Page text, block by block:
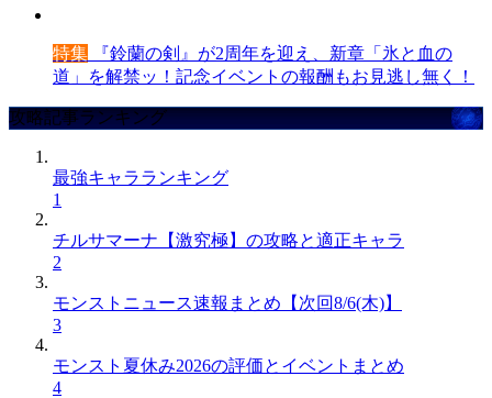
特集 『鈴蘭の剣』が2周年を迎え、新章「氷と血の
道」を解禁ッ！記念イベントの報酬もお見逃し無く！
攻略記事ランキング
最強キャラランキング
1
チルサマーナ【激究極】の攻略と適正キャラ
2
モンストニュース速報まとめ【次回8/6(木)】
3
モンスト夏休み2026の評価とイベントまとめ
4